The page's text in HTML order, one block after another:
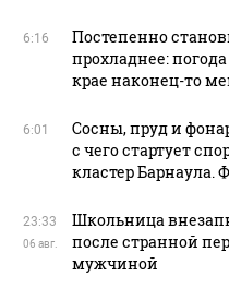
президентов
России: Европа?
6:16
Постепенно
прохладнее:
крае наконец-то
6:01
Сосны, пруд и
с чего стартует
кластер Барнаула.
23:33
06 авг.
Школьница
после странной
мужчиной